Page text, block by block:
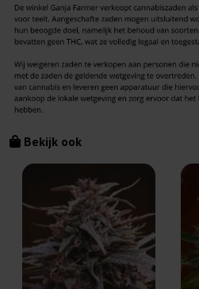
Bekijk ook